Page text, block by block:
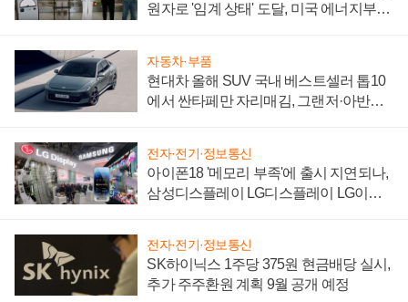
원자로 '임계 상태' 도달, 미국 에너지부
자동차·부품
현대차 올해 SUV 국내 베스트셀러 톱10
에서 싼타페만 자리매김, 그랜저·아반떼
전자·전기·정보통신
아이폰18 '메모리 부족'에 출시 지연되나,
삼성디스플레이 LG디스플레이 LG이노
전자·전기·정보통신
SK하이닉스 1주당 375원 현금배당 실시,
추가 주주환원 계획 9월 공개 예정